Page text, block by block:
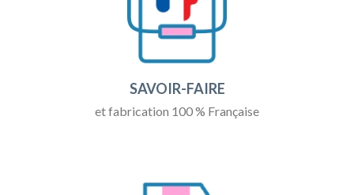
SAVOIR-FAIRE
et fabrication 100 % Française